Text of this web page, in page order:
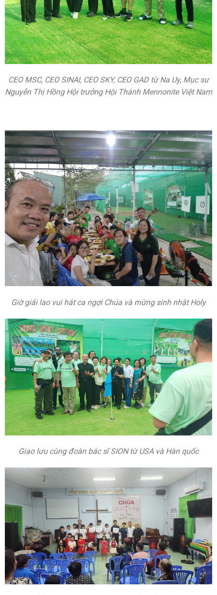
CEO MSC, CEO SINAI, CEO SKY, CEO GAD từ Na Uy, Mục sư
Nguyễn Thị Hồng Hội trưởng Hội Thánh Mennonite Việt Nam
Giờ giải lao vui hát ca ngợi Chúa và mừng sinh nhật Holy
Giao lưu cùng đoàn bác sĩ SION từ USA và Hàn quốc